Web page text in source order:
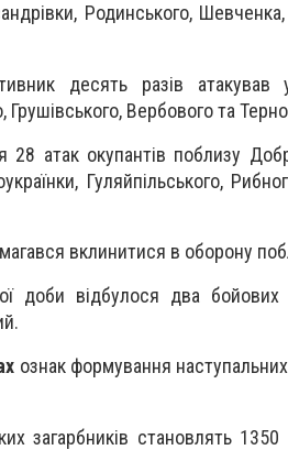
Родинського, Шевченка,
десять разів атакував
Вербового та
28 атак окупантів поблизу
Гуляйпільського,
вклинитися в оборону
доби відбулося два бойових
ознак формування
загарбників становлять